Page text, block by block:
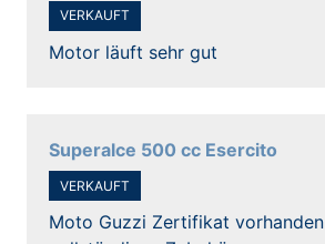
VERKAUFT
Motor läuft sehr gut
Superalce 500 cc Esercito
VERKAUFT
Moto Guzzi Zertifikat vorhanden